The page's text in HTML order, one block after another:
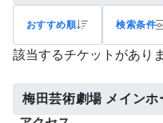
おすすめ順 検索条件
該当するチケットがありま
梅田芸術劇場 メインホ